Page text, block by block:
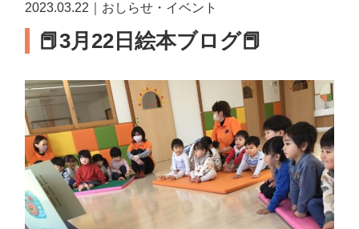
2023.03.22｜おしらせ・イベント
📕3月22日絵本ブログ📕